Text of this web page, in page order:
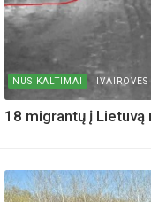
NUSIKALTIMAI IVAIROVES
18 migrantų į